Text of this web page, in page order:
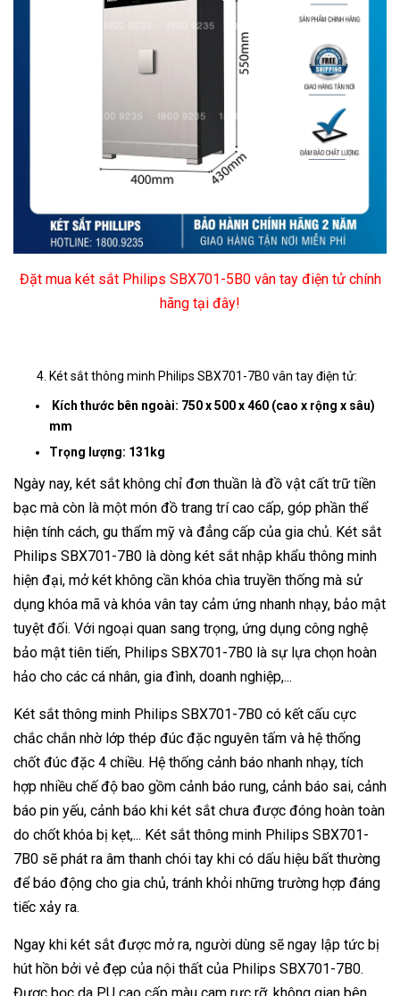
Đặt mua két sắt Philips SBX701-5B0 vân tay điện tử chính
hãng tại đây!
Két sắt thông minh Philips SBX701-7B0 vân tay điện tử:
Kích thước bên ngoài: 750 x 500 x 460 (cao x rộng x sâu)
mm
Trọng lượng: 131kg
Ngày nay, két sắt không chỉ đơn thuần là đồ vật cất trữ tiền
bạc mà còn là một món đồ trang trí cao cấp, góp phần thể
hiện tính cách, gu thẩm mỹ và đẳng cấp của gia chủ. Két sắt
Philips SBX701-7B0 là dòng két sắt nhập khẩu thông minh
hiện đại, mở két không cần khóa chìa truyền thống mà sử
dụng khóa mã và khóa vân tay cảm ứng nhanh nhạy, bảo mật
tuyệt đối. Với ngoại quan sang trọng, ứng dụng công nghệ
bảo mật tiên tiến, Philips SBX701-7B0 là sự lựa chọn hoàn
hảo cho các cá nhân, gia đình, doanh nghiệp,...
Két sắt thông minh Philips SBX701-7B0 có kết cấu cực
chắc chắn nhờ lớp thép đúc đặc nguyên tấm và hệ thống
chốt đúc đặc 4 chiều. Hệ thống cảnh báo nhanh nhạy, tích
hợp nhiều chế độ bao gồm cảnh báo rung, cảnh báo sai, cảnh
báo pin yếu, cảnh báo khi két sắt chưa được đóng hoàn toàn
do chốt khóa bị kẹt,... Két sắt thông minh Philips SBX701-
7B0 sẽ phát ra âm thanh chói tay khi có dấu hiệu bất thường
để báo động cho gia chủ, tránh khỏi những trường hợp đáng
tiếc xảy ra.
Ngay khi két sắt được mở ra, người dùng sẽ ngay lập tức bị
hút hồn bởi vẻ đẹp của nội thất của Philips SBX701-7B0.